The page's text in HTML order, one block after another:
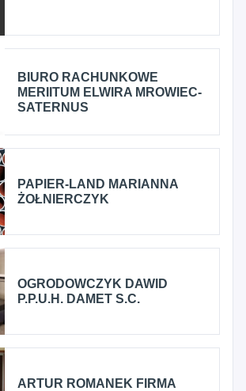
BIURO RACHUNKOWE
MERIITUM ELWIRA MROWIEC-
SATERNUS
PAPIER-LAND MARIANNA
ŻOŁNIERCZYK
OGRODOWCZYK DAWID
P.P.U.H. DAMET S.C.
ARTUR ROMANEK FIRMA